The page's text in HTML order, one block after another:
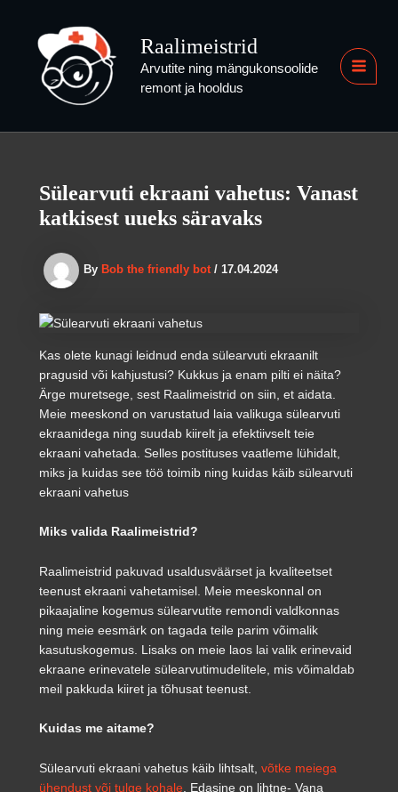
content
Raalimeistrid
Arvutite ning mängukonsoolide
remont ja hooldus
Sülearvuti ekraani vahetus: Vanast
katkisest uueks säravaks
By Bob the friendly bot / 17.04.2024
Kas olete kunagi leidnud enda sülearvuti ekraanilt
pragusid või kahjustusi? Kukkus ja enam pilti ei näita?
Ärge muretsege, sest Raalimeistrid on siin, et aidata.
Meie meeskond on varustatud laia valikuga sülearvuti
ekraanidega ning suudab kiirelt ja efektiivselt teie
ekraani vahetada. Selles postituses vaatleme lühidalt,
miks ja kuidas see töö toimib ning kuidas käib sülearvuti
ekraani vahetus
Miks valida Raalimeistrid?
Raalimeistrid pakuvad usaldusväärset ja kvaliteetset
teenust ekraani vahetamisel. Meie meeskonnal on
pikaajaline kogemus sülearvutite remondi valdkonnas
ning meie eesmärk on tagada teile parim võimalik
kasutuskogemus. Lisaks on meie laos lai valik erinevaid
ekraane erinevatele sülearvutimudelitele, mis võimaldab
meil pakkuda kiiret ja tõhusat teenust.
Kuidas me aitame?
Sülearvuti ekraani vahetus käib lihtsalt, võtke meiega
ühendust või tulge kohale . Edasine on lihtne- Vana